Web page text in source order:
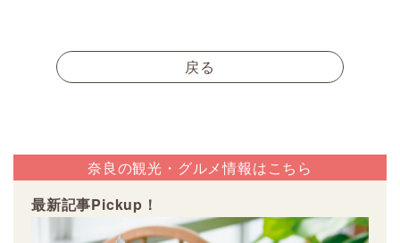
戻る
奈良の観光・グルメ情報はこちら
最新記事Pickup！